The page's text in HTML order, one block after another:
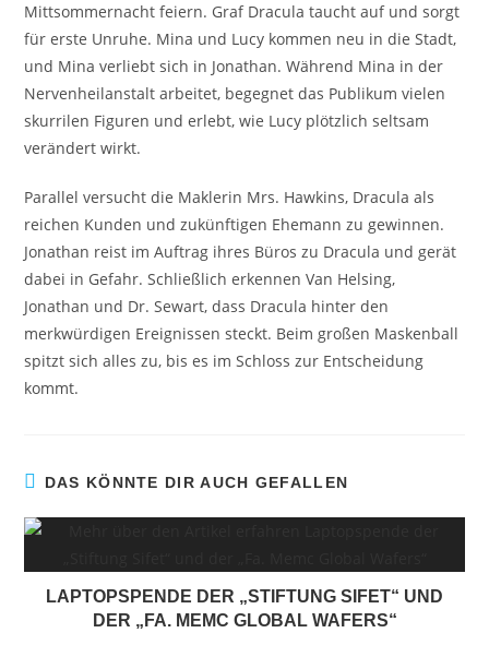
Mittsommernacht feiern. Graf Dracula taucht auf und sorgt
für erste Unruhe. Mina und Lucy kommen neu in die Stadt,
und Mina verliebt sich in Jonathan. Während Mina in der
Nervenheilanstalt arbeitet, begegnet das Publikum vielen
skurrilen Figuren und erlebt, wie Lucy plötzlich seltsam
verändert wirkt.
Parallel versucht die Maklerin Mrs. Hawkins, Dracula als
reichen Kunden und zukünftigen Ehemann zu gewinnen.
Jonathan reist im Auftrag ihres Büros zu Dracula und gerät
dabei in Gefahr. Schließlich erkennen Van Helsing,
Jonathan und Dr. Sewart, dass Dracula hinter den
merkwürdigen Ereignissen steckt. Beim großen Maskenball
spitzt sich alles zu, bis es im Schloss zur Entscheidung
kommt.
DAS KÖNNTE DIR AUCH GEFALLEN
LAPTOPSPENDE DER „STIFTUNG SIFET“ UND
DER „FA. MEMC GLOBAL WAFERS“